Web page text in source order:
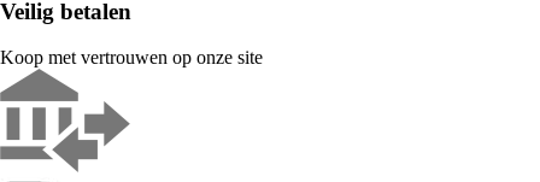
Veilig betalen
Koop met vertrouwen op onze site